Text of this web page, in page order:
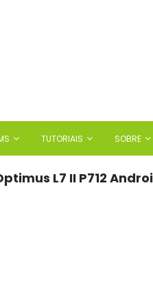
TUTORIAIS SOBRE
L7 II P712